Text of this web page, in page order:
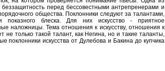
перед бессовестными антрепренерами и
общества. Поклонники следуют за талантами,
блеска. Для них искусство - приятное
наложницы. Тема отношения к искусству, отношения к
не только такой талант, как Негина, но и такие таланты,
поклонники искусства от Дулебова и Бакина до купчика